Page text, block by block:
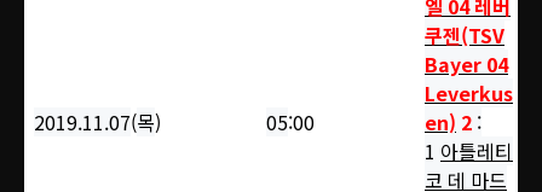
2019.11.07(목) 05:00
엘 04 레버
쿠젠(TSV
Bayer 04
Leverkus
en) 2 :
1 아틀레티
코 데 마드